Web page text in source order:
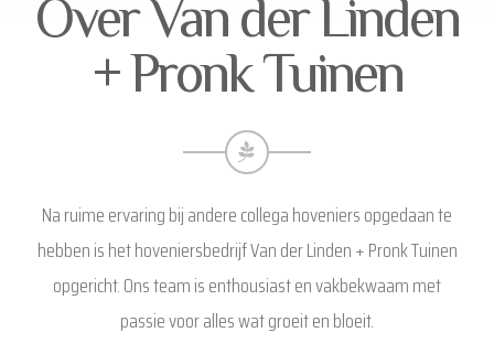
Over Van der Linden
+ Pronk Tuinen
Na ruime ervaring bij andere collega hoveniers opgedaan te
hebben is het hoveniersbedrijf Van der Linden + Pronk Tuinen
opgericht. Ons team is enthousiast en vakbekwaam met
passie voor alles wat groeit en bloeit.